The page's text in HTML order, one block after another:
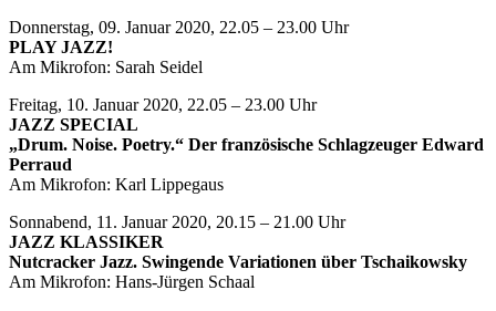
Donnerstag, 09. Januar 2020, 22.05 – 23.00 Uhr
PLAY JAZZ!
Am Mikrofon: Sarah Seidel
Freitag, 10. Januar 2020, 22.05 – 23.00 Uhr
JAZZ SPECIAL
„Drum. Noise. Poetry.“ Der französische Schlagzeuger Edward
Perraud
Am Mikrofon: Karl Lippegaus
Sonnabend, 11. Januar 2020, 20.15 – 21.00 Uhr
JAZZ KLASSIKER
Nutcracker Jazz. Swingende Variationen über Tschaikowsky
Am Mikrofon: Hans-Jürgen Schaal